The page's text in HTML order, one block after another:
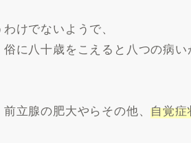
けでないようで、
に八十歳をこえると八つの病
立腺の肥大やらその他、自覚